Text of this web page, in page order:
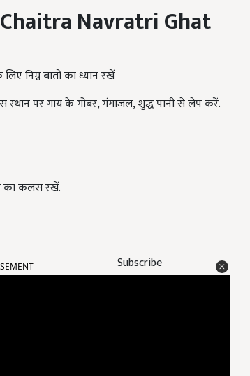
Subscribe
Navratri Ghat
निम्न बातों का ध्यान रखें
स्थान पर गाय के गोबर, गंगाजल, शुद्ध पानी से लेप करें.
का कलस रखें.